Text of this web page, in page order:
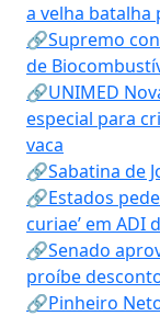
a velha batalha
🔗Supremo
de
🔗UNIMED
especial para
vaca
🔗Sabatina de
🔗Estados
curiae’ em ADI
🔗Senado
proíbe
🔗Pinheiro